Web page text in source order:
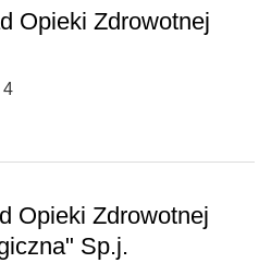
Opieki Zdrowotnej
4
Opieki Zdrowotnej
Sp.j.